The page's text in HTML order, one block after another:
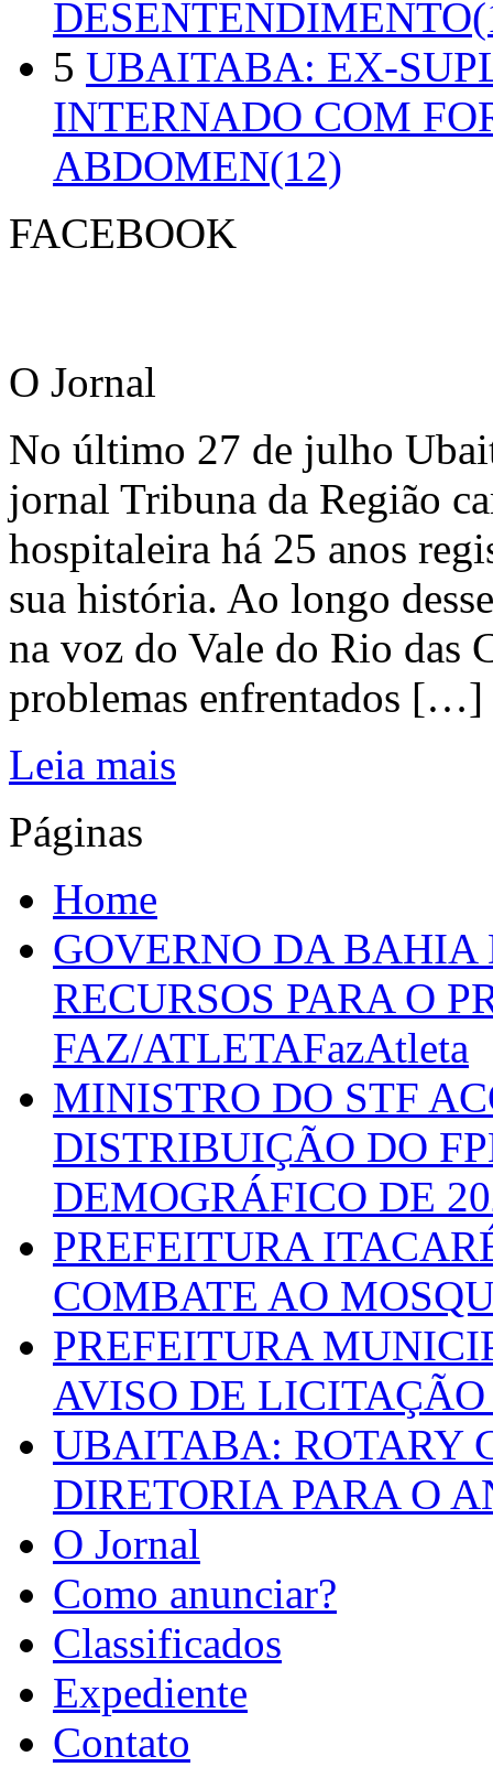
5 UBAITABA: EX-
INTERNADO COM
ABDOMEN(12)
FACEBOOK
O Jornal
No último 27 de julho
jornal Tribuna da Região
hospitaleira há 25 anos
sua história. Ao longo
na voz do Vale do Rio das
problemas enfrentados […]
Leia mais
Páginas
Home
GOVERNO DA
RECURSOS PARA O
FAZ/ATLETAFazAtleta
MINISTRO DO STF
DISTRIBUIÇÃO DO
DEMOGRÁFICO DE
PREFEITURA
COMBATE AO
PREFEITURA
AVISO DE LICITAÇÃO
UBAITABA: ROTARY
DIRETORIA PARA O
O Jornal
Como anunciar?
Classificados
Expediente
Contato